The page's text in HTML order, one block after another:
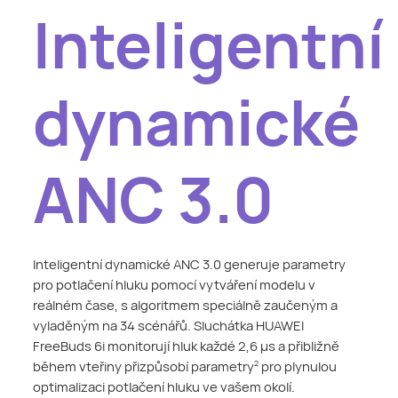
Inteligentní
dynamické
ANC 3.0
Inteligentní dynamické ANC 3.0 generuje parametry
pro potlačení hluku pomocí vytváření modelu v
reálném čase, s algoritmem speciálně zaučeným a
vyladěným na 34 scénářů. Sluchátka HUAWEI
FreeBuds 6i monitorují hluk každé 2,6 μs a přibližně
během vteřiny přizpůsobí parametry2 pro plynulou
optimalizaci potlačení hluku ve vašem okolí.